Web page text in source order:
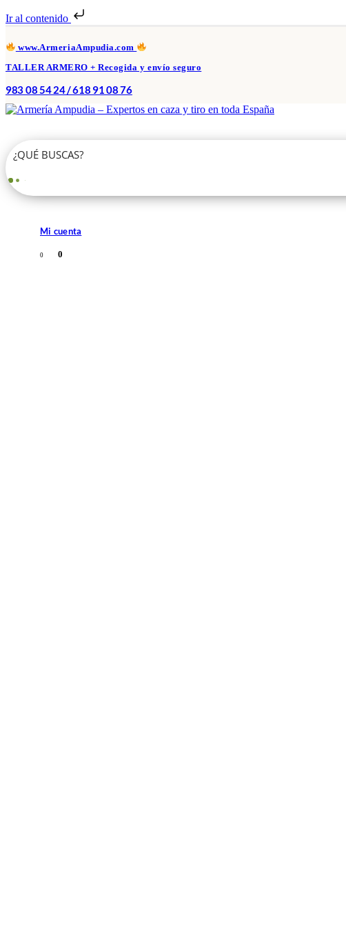
Ir al contenido
www.ArmeriaAmpudia.com
TALLER ARMERO + Recogida y envío seguro
983 08 54 24 / 618 91 08 76
Mi cuenta
0 0